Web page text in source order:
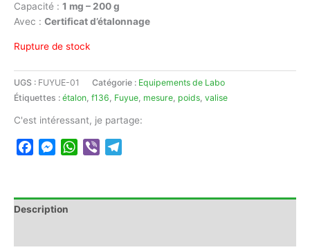
Capacité : 1 mg – 200 g
Avec : Certificat d’étalonnage
Rupture de stock
UGS : FUYUE-01 Catégorie : Equipements de Labo
Étiquettes : étalon, f136, Fuyue, mesure, poids, valise
C'est intéressant, je partage:
FacebookMessenger
WhatsApp
Viber
Description